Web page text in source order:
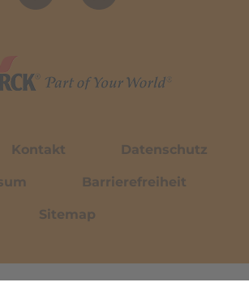
Kontakt Datenschutz
Barrierefreiheit
Sitemap